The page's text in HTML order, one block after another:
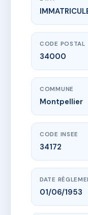
7
7 imp fino bricka
CODE POSTAL
34000
COMMUNE
Montpellier
CODE INSEE
34172
DATE
01/06/1953